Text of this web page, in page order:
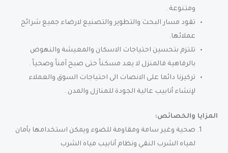
ومتنوعة .
تقود مسار البحث والتطوير والتصنيع لارضاء جميع شرائح
عملائها.
تلتزم بتحسين احتياجات الاسكان والمعيشة والنهوض
بالرفاهية فالمنزل لا يعد مسكناً حتى صبح آمناً وصحياً .
تركيزنا دائما على الانصات الى احتياجات السوق والعملاء
لإنشاء أنابيب عالية الجودة للمنازل والمدن .
المزايا والخصائص:
صحية وغير سامة ومقاومة للضوء ويمكن استخدامها بأمان
لمياه الشرب النقي ونظام أنابيب مياه الشرب